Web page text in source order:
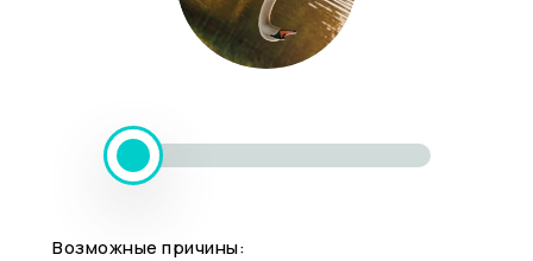
Возможные причины: